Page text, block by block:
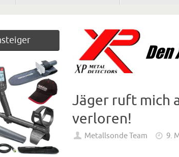
Jäger ruft mich
verloren!
Metallsonde Team 9.